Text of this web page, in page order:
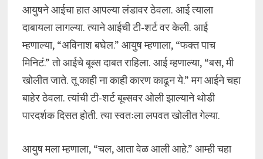
आयुषने आईचा हात आपल्या लंडावर ठेवला. आई त्याला
दाबायला लागल्या. त्याने आईची टी-शर्ट वर केली. आई
म्हणाल्या, “अविनाश बघेल.” आयुष म्हणाला, “फक्त पाच
मिनिटं.” तो आईचे बूब्स दाबत राहिला. आई म्हणाल्या, “बस, मी
खोलीत जाते. तू काही ना काही कारण काढून ये.” मग आईने चहा
बाहेर ठेवला. त्यांची टी-शर्ट बूब्सवर ओली झाल्याने थोडी
पारदर्शक दिसत होती. त्या स्वतःला लपवत खोलीत गेल्या.
आयुष मला म्हणाला, “चल, आता वेळ आली आहे.” आम्ही चहा